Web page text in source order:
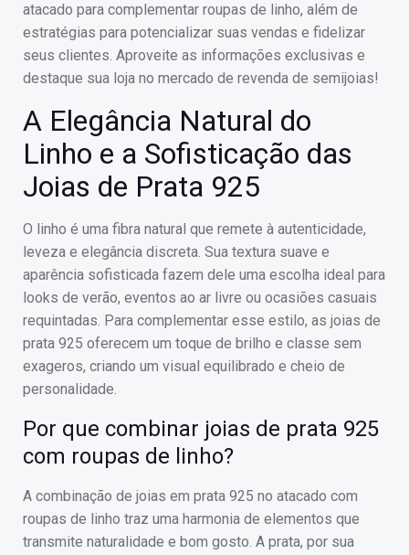
atacado para complementar roupas de linho, além de
estratégias para potencializar suas vendas e fidelizar
seus clientes. Aproveite as informações exclusivas e
destaque sua loja no mercado de revenda de semijoias!
A Elegância Natural do
Linho e a Sofisticação das
Joias de Prata 925
O linho é uma fibra natural que remete à autenticidade,
leveza e elegância discreta. Sua textura suave e
aparência sofisticada fazem dele uma escolha ideal para
looks de verão, eventos ao ar livre ou ocasiões casuais
requintadas. Para complementar esse estilo, as joias de
prata 925 oferecem um toque de brilho e classe sem
exageros, criando um visual equilibrado e cheio de
personalidade.
Por que combinar joias de prata 925
com roupas de linho?
A combinação de joias em prata 925 no atacado com
roupas de linho traz uma harmonia de elementos que
transmite naturalidade e bom gosto. A prata, por sua